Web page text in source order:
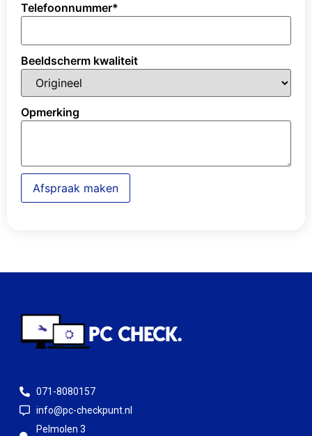
Telefoonnummer*
Beeldscherm kwaliteit
Opmerking
Afspraak maken
071-8080157
info@pc-checkpunt.nl
Pelmolen 3